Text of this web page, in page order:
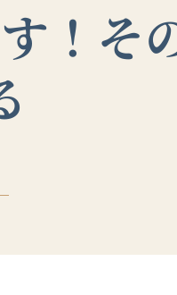
！そ